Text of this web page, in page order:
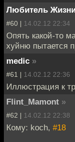
Любитель
#60 | 14.02.12 22:34
Опять какой-то
хуйню пытается
medic »
#61 | 14.02.12 22:36
Иллюстрация к
Flint_Mamont »
#62 | 14.02.12 22:38
Кому: koch, #18